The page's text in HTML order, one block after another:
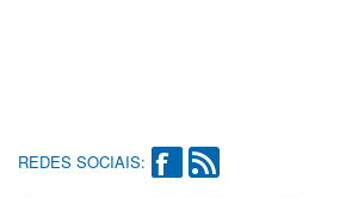
REDES SOCIAIS: